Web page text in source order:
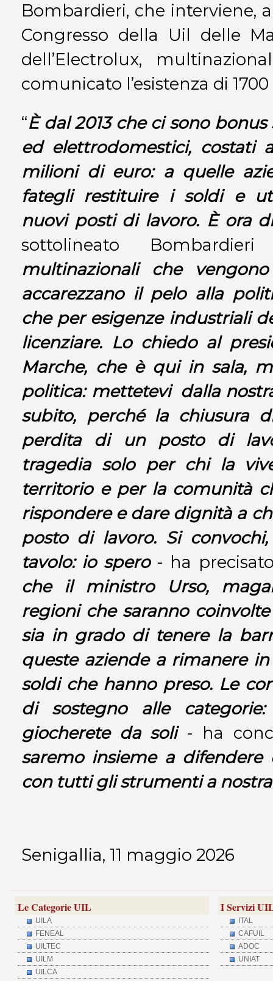
Bombardieri, che interviene,
Congresso della Uil delle
dell’Electrolux,
comunicato l’esistenza di
“È dal 2013 che ci sono
ed elettrodomestici, costati
milioni di euro: a quelle
fategli restituire i soldi e
nuovi posti di lavoro. È ora
sottolineato
multinazionali che
accarezzano il pelo alla
che per esigenze industriali
licenziare. Lo chiedo al
Marche, che è qui in sala,
politica: mettetevi dalla
subito, perché la chiusura
perdita di un posto di
tragedia solo per chi la
territorio e per la comunità
rispondere e dare dignità a
posto di lavoro. Si
tavolo: io spero- ha
che il ministro Urso,
regioni che saranno
sia in grado di tenere la
queste aziende a rimanere
soldi che hanno preso. Le
di sostegno alle
giocherete da soli- ha
saremo insieme a
con tutti gli strumenti a
Senigallia, 11 maggio 2026
Le Categorie UIL
UILA
FENEAL
UILTEC
UILM
UILCA
I Servizi
ITAL
CAFUIL
ADOC
UNIAT